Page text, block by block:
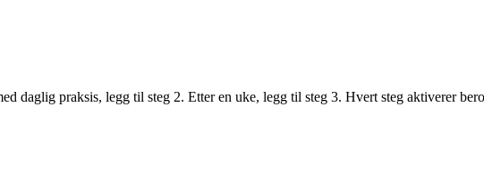
daglig praksis, legg til steg 2. Etter en uke, legg til steg 3. Hvert steg aktiverer